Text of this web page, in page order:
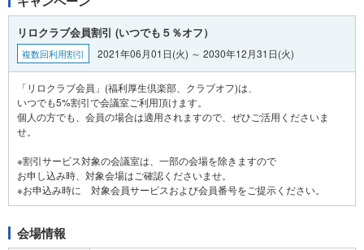
リロクラブ会員割引 (いつでも５％オフ）
複数回利用割引 2021年06月01日(火) ～ 2030年12月31日(火)
「リロクラブ会員」(福利厚生倶楽部、クラブオフ)は、
いつでも5%割引で会議室ご利用頂けます。
個人の方でも、会員の場合は適用されますので、ぜひご活用くださいま
せ。
※割引サービス対象の会議室は、一部の会場を除きますので
お申し込み時、対象会場はご確認くださいませ。
会場情報